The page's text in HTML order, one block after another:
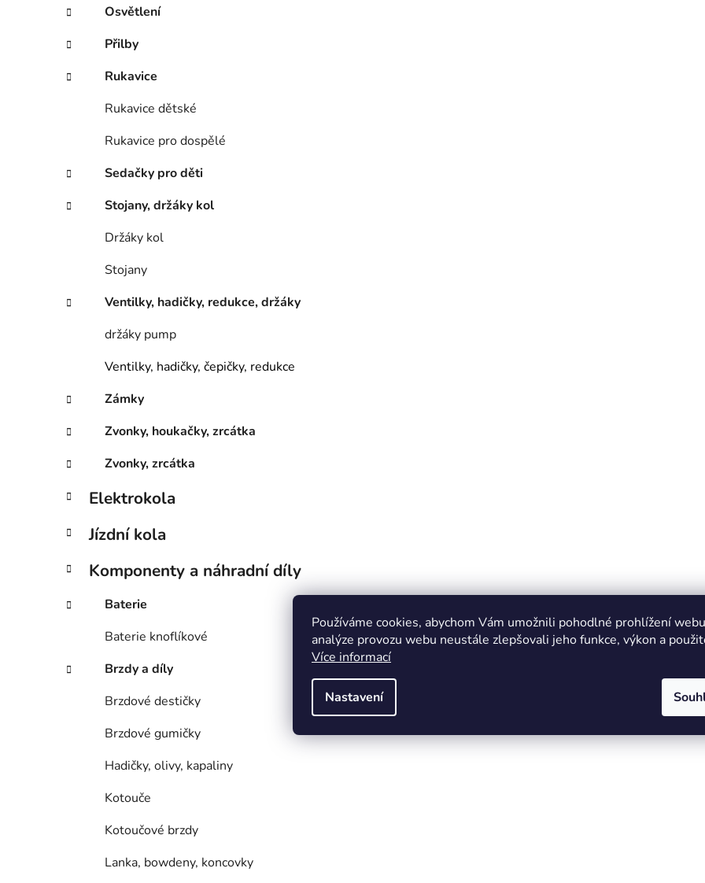
Používáme cookies, abychom Vám umožnili pohodlné prohlížení
analýze provozu webu neustále zlepšovali jeho funkce, výkon a
Více informací
Nastavení
Osvětlení
Přilby
Rukavice
Rukavice dětské
Rukavice pro dospělé
Sedačky pro děti
Stojany, držáky kol
Držáky kol
Stojany
Ventilky, hadičky, redukce, držáky
držáky pump
Ventilky, hadičky, čepičky, redukce
Zámky
Zvonky, houkačky, zrcátka
Zvonky, zrcátka
Elektrokola
Jízdní kola
Komponenty a náhradní díly
Baterie
Baterie knoflíkové
Brzdy a díly
Brzdové destičky
Brzdové gumičky
Hadičky, olivy, kapaliny
Kotouče
Kotoučové brzdy
Lanka, bowdeny, koncovky